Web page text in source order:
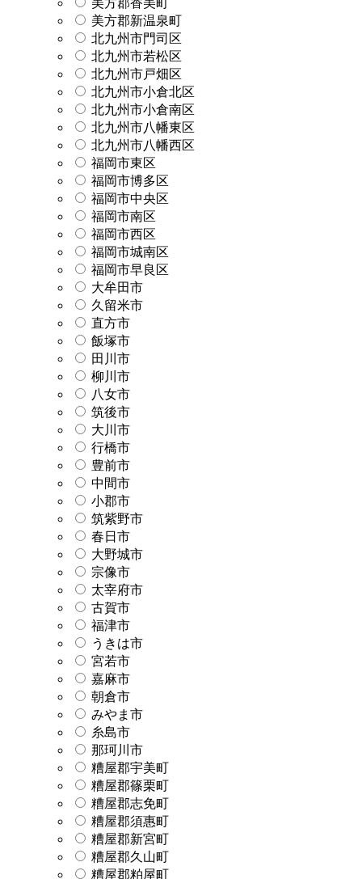
美方郡新温泉町
北九州市門司区
北九州市若松区
北九州市戸畑区
北九州市小倉北区
北九州市小倉南区
北九州市八幡東区
北九州市八幡西区
福岡市東区
福岡市博多区
福岡市中央区
福岡市南区
福岡市西区
福岡市城南区
福岡市早良区
大牟田市
久留米市
直方市
飯塚市
田川市
柳川市
八女市
筑後市
大川市
行橋市
豊前市
中間市
小郡市
筑紫野市
春日市
大野城市
宗像市
太宰府市
古賀市
福津市
うきは市
宮若市
嘉麻市
朝倉市
みやま市
糸島市
那珂川市
糟屋郡宇美町
糟屋郡篠栗町
糟屋郡志免町
糟屋郡須惠町
糟屋郡新宮町
糟屋郡久山町
糟屋郡粕屋町